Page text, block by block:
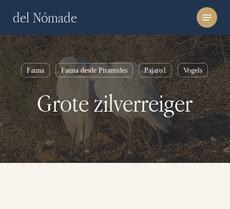
content
del Nómade Menu
Fauna Fauna desde Piramides Pajaro1 Vogels
Grote zilverreiger